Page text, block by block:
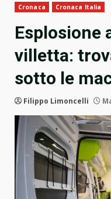
Cronaca Cronaca Italia
Esplosione
villetta:
sotto le
Filippo Limoncelli